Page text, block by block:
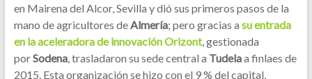
en Mairena del Alcor, Sevilla y dió sus primeros pasos de la
mano de agricultores de Almería; pero gracias a su entrada
en la aceleradora de innovación Orizont, gestionada
porSodena, trasladaron su sede central a Tudelaa finlaes de
2015. Esta organización se hizo con el 9 % del capital,